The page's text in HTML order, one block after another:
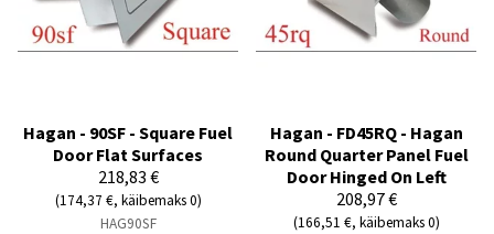
Hagan - 90SF - Square Fuel
Door Flat Surfaces
218,83 €
(174,37 €, käibemaks 0)
HAG90SF
Hagan - FD45RQ - Hagan
Round Quarter Panel Fuel
Door Hinged On Left
208,97 €
(166,51 €, käibemaks 0)